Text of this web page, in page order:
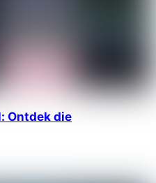
Ontdek die